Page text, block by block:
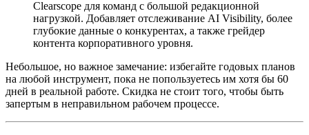
Clearscope для команд с большой редакционной
нагрузкой. Добавляет отслеживание AI Visibility, более
глубокие данные о конкурентах, а также грейдер
контента корпоративного уровня.
Небольшое, но важное замечание: избегайте годовых планов
на любой инструмент, пока не попользуетесь им хотя бы 60
дней в реальной работе. Скидка не стоит того, чтобы быть
запертым в неправильном рабочем процессе.